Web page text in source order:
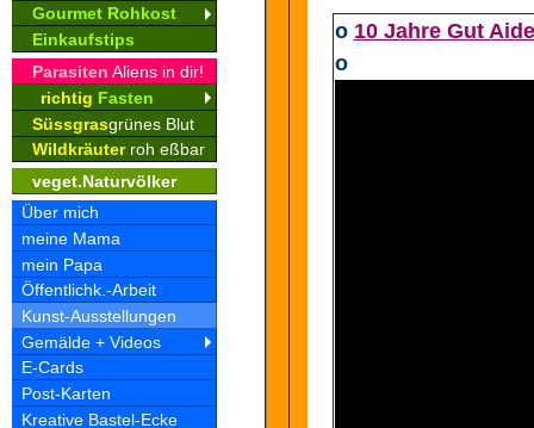
Gourmet Rohkost
Einkaufstips
Parasiten Aliens in dir!
richtig Fasten
Süssgrasgrünes Blut
Wildkräuterroh eßbar
veget.Naturvölker
Über mich
meine Mama
mein Papa
Öffentlichk.-Arbeit
Kunst-Ausstellungen
Gemälde + Videos
E-Cards
Post-Karten
Kreative Bastel-Ecke
o 10 Jahre Gut
o